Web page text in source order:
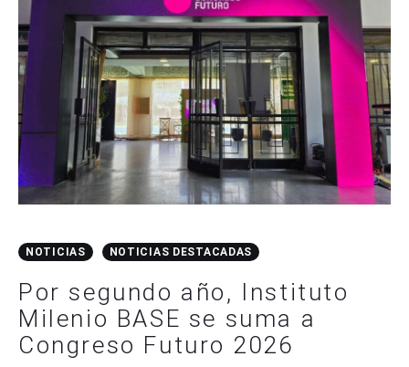
NOTICIAS NOTICIAS DESTACADAS
Por segundo año, Instituto
Milenio BASE se suma a
Congreso Futuro 2026